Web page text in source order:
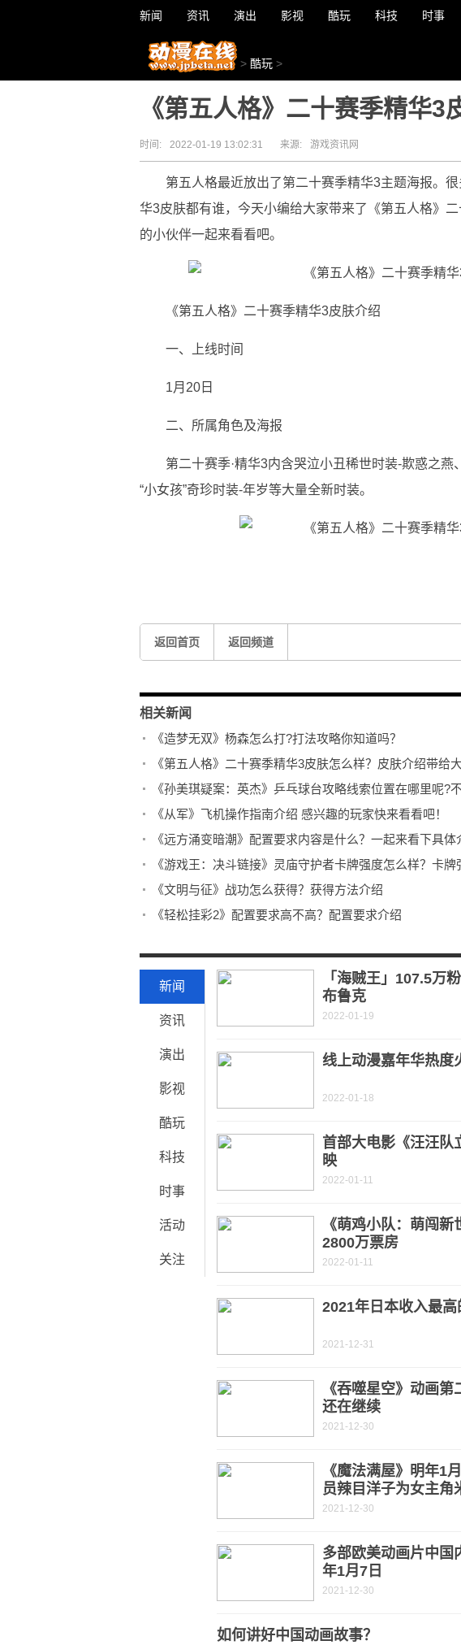
新闻 资讯 演出 影视 酷玩 科技 时事
> 酷玩 >
《第五人格》二十赛季精华
时间: 2022-01-19 13:02:31 来源: 游戏资讯网
第五人格最近放出了第二十赛季精华3主题海报。
华3皮肤都有谁，今天小编给大家带来了《第五人格》
的小伙伴一起来看看吧。
《第五人格》二十赛季精华3皮肤介绍
一、上线时间
1月20日
二、所属角色及海报
第二十赛季·精华3内含哭泣小丑稀世时装-欺惑之燕
“小女孩”奇珍时装-年岁等大量全新时装。
返回首页 返回频道
相关新闻
《造梦无双》杨森怎么打?打法攻略你知道吗？
《第五人格》二十赛季精华3皮肤怎么样？皮肤介绍带给
《孙美琪疑案：英杰》乒乓球台攻略线索位置在哪里呢?
《从军》飞机操作指南介绍 感兴趣的玩家快来看看吧！
《远方涌变暗潮》配置要求内容是什么？一起来看下具体
《游戏王：决斗链接》灵庙守护者卡牌强度怎么样？卡
《文明与征》战功怎么获得？获得方法介绍
《轻松挂彩2》配置要求高不高？配置要求介绍
新闻
资讯
演出
影视
酷玩
科技
时事
活动
关注
「海贼王」107.5万
布鲁克
2022-01-19
线上动漫嘉年华热度
2022-01-18
首部大电影《汪汪队
映
2022-01-11
《萌鸡小队：萌闯
2800万票房
2022-01-11
2021年日本收入最
2021-12-31
《吞噬星空》动画
还在继续
2021-12-30
《魔法满屋》明年1
员辣目洋子为女主角
2021-12-30
多部欧美动画片中国
年1月7日
2021-12-30
如何讲好中国动画故事？